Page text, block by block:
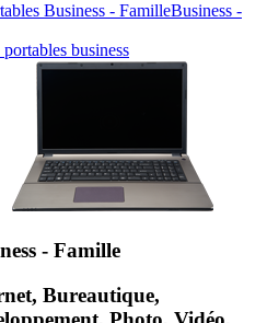
Business -
business
- Famille
Bureautique,